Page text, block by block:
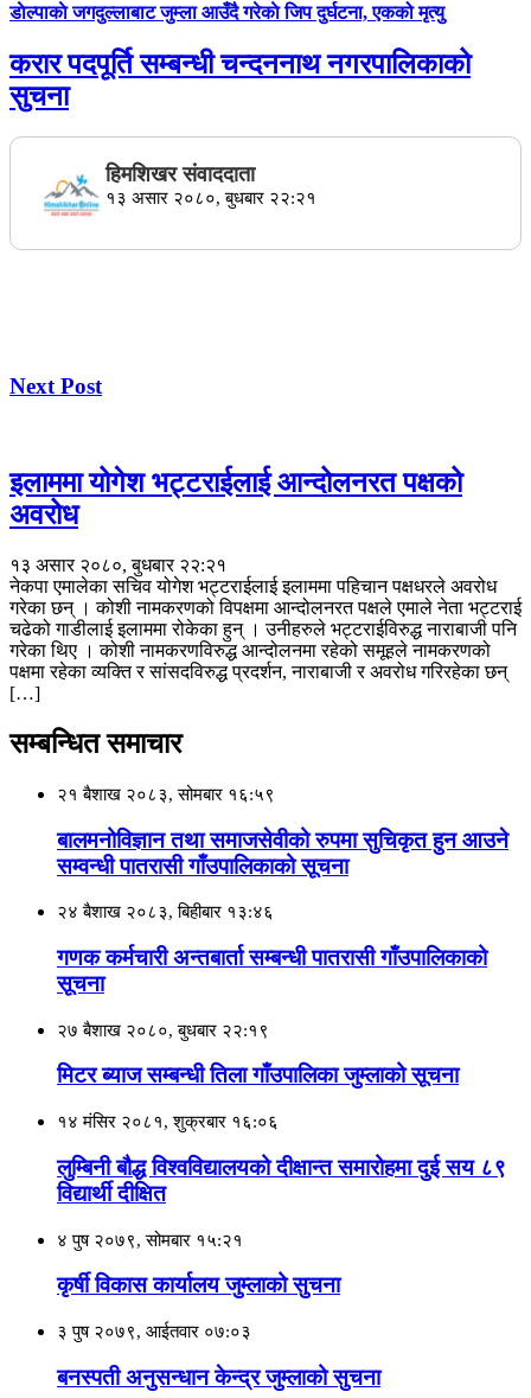
डाेल्पाकाे जगदुल्लाबाट जुम्ला आउँदै गरेकाे जिप दुर्घटना, एकको मृत्यु
करार पदपूर्ति सम्बन्धी चन्दननाथ नगरपालिकाको
सुचना
हिमशिखर संवाददाता
१३ असार २०८०, बुधबार २२:२१
Next Post
इलाममा योगेश भट्टराईलाई आन्दोलनरत पक्षको
अवरोध
१३ असार २०८०, बुधबार २२:२१
नेकपा एमालेका सचिव योगेश भट्टराईलाई इलाममा पहिचान पक्षधरले अवरोध
गरेका छन् । कोशी नामकरणको विपक्षमा आन्दोलनरत पक्षले एमाले नेता भट्टराई
चढेको गाडीलाई इलाममा रोकेका हुन् । उनीहरुले भट्टराईविरुद्ध नाराबाजी पनि
गरेका थिए । कोशी नामकरणविरुद्ध आन्दोलनमा रहेको समूहले नामकरणको
पक्षमा रहेका व्यक्ति र सांसदविरुद्ध प्रदर्शन, नाराबाजी र अवरोध गरिरहेका छन्
[…]
सम्बन्धित समाचार
२१ बैशाख २०८३, सोमबार १६:५९
बालमनोविज्ञान तथा समाजसेवीको रुपमा सुचिकृत हुन आउने
सम्वन्धी पातरासी गाँउपालिकाको सूचना
२४ बैशाख २०८३, बिहीबार १३:४६
गणक कर्मचारी अन्तबार्ता सम्बन्धी पातरासी गाँउपालिकाको
सूचना
२७ बैशाख २०८०, बुधबार २२:१९
मिटर ब्याज सम्बन्धी तिला गाँउपालिका जुम्लाको सूचना
१४ मंसिर २०८१, शुक्रबार १६:०६
लुम्बिनी बौद्ध विश्वविद्यालयको दीक्षान्त समारोहमा दुई सय ८९
विद्यार्थी दीक्षित
४ पुष २०७९, सोमबार १५:२१
कृर्षी विकास कार्यालय जुम्लाको सुचना
३ पुष २०७९, आईतवार ०७:०३
बनस्पती अनुसन्धान केन्द्र जुम्लाको सुचना